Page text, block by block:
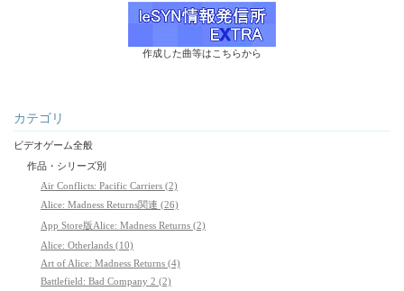
作成した曲等はこちらから
カテゴリ
ビデオゲーム全般
作品・シリーズ別
Air Conflicts: Pacific Carriers (2)
Alice: Madness Returns関連 (26)
App Store版Alice: Madness Returns (2)
Alice: Otherlands (10)
Art of Alice: Madness Returns (4)
Battlefield: Bad Company 2 (2)